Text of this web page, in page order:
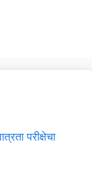
परीक्षेचा